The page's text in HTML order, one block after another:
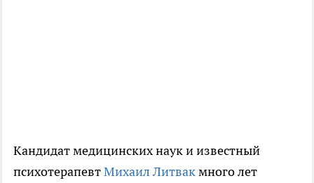
Кандидат медицинских наук и известный
психотерапевтМихаил Литвакмного лет